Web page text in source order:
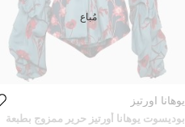
يوهانا اورتيز
بوديسوت يوهانا أورتيز حرير ممزوج بطبعة
مُباع